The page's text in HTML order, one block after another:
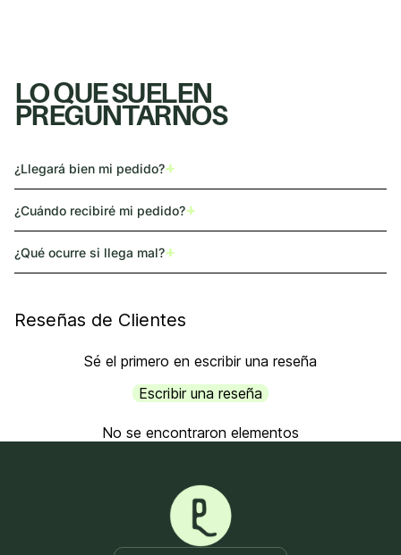
LO QUE SUELEN
PREGUNTARNOS
¿Llegará bien mi pedido?+
¿Cuándo recibiré mi pedido?+
¿Qué ocurre si llega mal?+
Reseñas de Clientes
Sé el primero en escribir una reseña
Escribir una reseña
No se encontraron elementos